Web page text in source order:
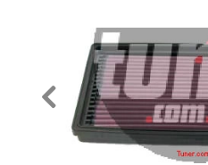
About
Services
Productos Filtros